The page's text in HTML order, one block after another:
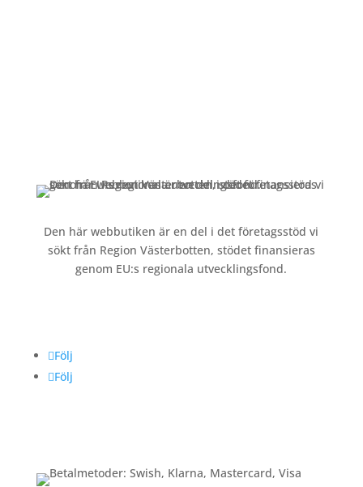
Den här webbutiken är en del i det företagsstöd vi
sökt från Region Västerbotten, stödet finansieras
genom EU:s regionala utvecklingsfond.
Följ
Följ